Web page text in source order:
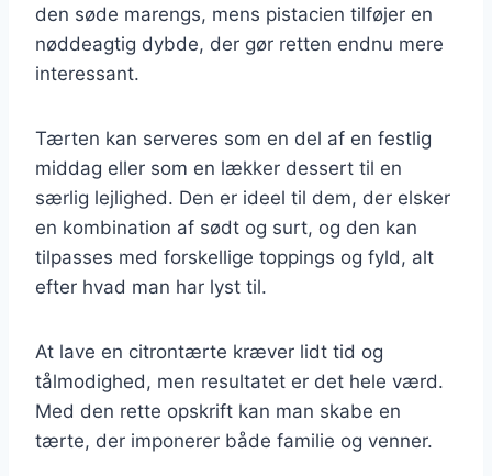
den søde marengs, mens pistacien tilføjer en
nøddeagtig dybde, der gør retten endnu mere
interessant.
Tærten kan serveres som en del af en festlig
middag eller som en lækker dessert til en
særlig lejlighed. Den er ideel til dem, der elsker
en kombination af sødt og surt, og den kan
tilpasses med forskellige toppings og fyld, alt
efter hvad man har lyst til.
At lave en citrontærte kræver lidt tid og
tålmodighed, men resultatet er det hele værd.
Med den rette opskrift kan man skabe en
tærte, der imponerer både familie og venner.